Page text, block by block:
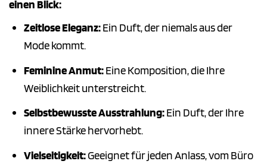
einen Blick:
Zeitlose Eleganz:Ein Duft, der niemals aus der
Mode kommt.
Feminine Anmut:Eine Komposition, die Ihre
Weiblichkeit unterstreicht.
Selbstbewusste Ausstrahlung:Ein Duft, der Ihre
innere Stärke hervorhebt.
Vielseitigkeit:Geeignet für jeden Anlass, vom Büro